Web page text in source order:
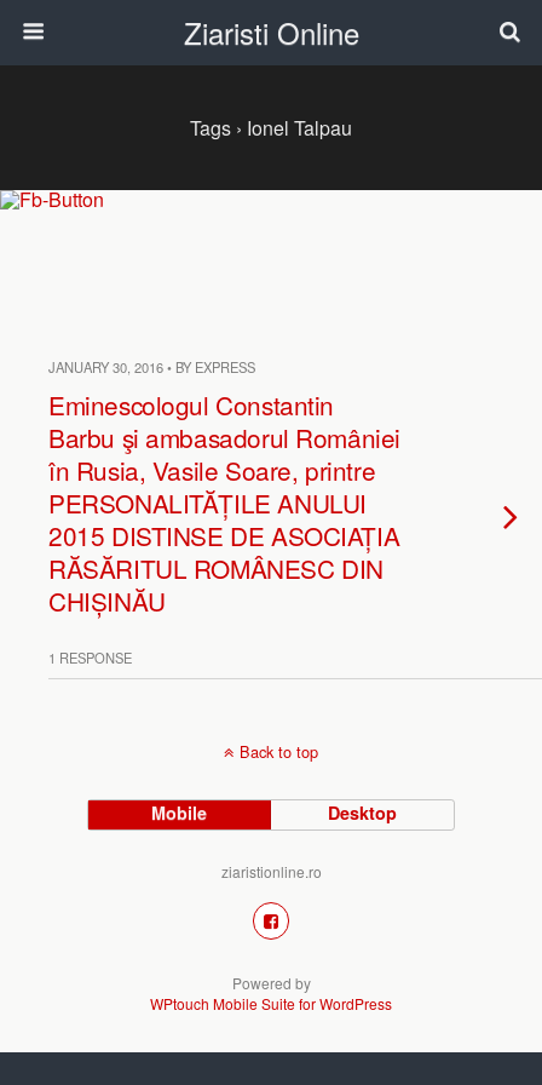
Ziaristi Online
Tags › Ionel Talpau
JANUARY 30, 2016 • BY EXPRESS
Eminescologul Constantin
Barbu şi ambasadorul României
în Rusia, Vasile Soare, printre
PERSONALITĂȚILE ANULUI
2015 DISTINSE DE ASOCIAȚIA
RĂSĂRITUL ROMÂNESC DIN
CHIȘINĂU
1 RESPONSE
Back to top
Mobile Desktop
ziaristionline.ro
Powered by
WPtouch Mobile Suite for WordPress